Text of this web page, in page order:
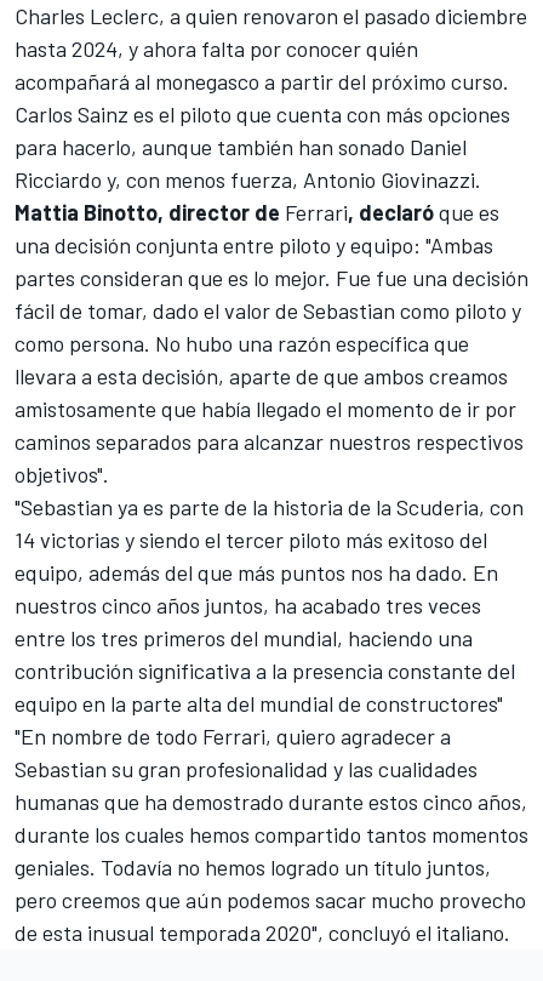
Charles Leclerc, a quien renovaron el pasado diciembre
hasta 2024, y ahora falta por conocer quién
acompañará al monegasco a partir del próximo curso.
Carlos Sainz es el piloto que cuenta con más opciones
para hacerlo, aunque también han sonado Daniel
Ricciardo y, con menos fuerza, Antonio Giovinazzi.
Mattia Binotto, director de Ferrari, declaróque es
una decisión conjunta entre piloto y equipo: "Ambas
partes consideran que es lo mejor. Fue fue una decisión
fácil de tomar, dado el valor de Sebastian como piloto y
como persona. No hubo una razón específica que
llevara a esta decisión, aparte de que ambos creamos
amistosamente que había llegado el momento de ir por
caminos separados para alcanzar nuestros respectivos
objetivos".
"Sebastian ya es parte de la historia de la Scuderia, con
14 victorias y siendo el tercer piloto más exitoso del
equipo, además del que más puntos nos ha dado. En
nuestros cinco años juntos, ha acabado tres veces
entre los tres primeros del mundial, haciendo una
contribución significativa a la presencia constante del
equipo en la parte alta del mundial de constructores"
"En nombre de todo Ferrari, quiero agradecer a
Sebastian su gran profesionalidad y las cualidades
humanas que ha demostrado durante estos cinco años,
durante los cuales hemos compartido tantos momentos
geniales. Todavía no hemos logrado un título juntos,
pero creemos que aún podemos sacar mucho provecho
de esta inusual temporada 2020", concluyó el italiano.